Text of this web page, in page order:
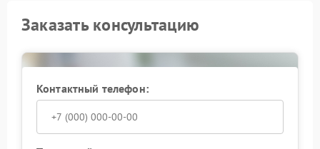
Заказать консультацию
Контактный телефон: